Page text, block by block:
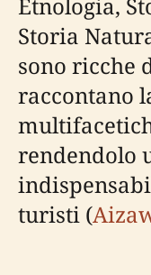
Storia
sono ricche
raccontano
rendendolo
turisti (